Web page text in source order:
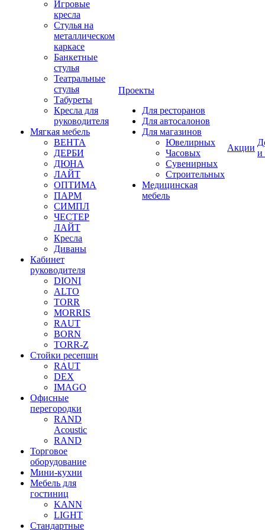
Игровые
кресла
Стулья на
металлическом
каркасе
Банкетные
стулья
Театральные
стулья
Табуреты
Кресла для
руководителя
Мягкая мебель
ВЕНТА
ДЕРБИ
ДЮНА
ЛАЙТ
ОПТИМА
ПАРМ
СИМПЛ
ЧЕСТЕР
ЛАЙТ
Кресла
Диваны
Кабинет
руководителя
DIONI
ALTO
TORR
MORRIS
RAUT
BORN
TORR-Z
Стойки ресепшн
RAUT
DEX
IMAGO
Офисные
перегородки
RAND
Acoustic
RAND
Торговое
оборудование
Мини-кухни
Мебель для
гостиниц
KANN
LIGHT
Стандартные
Проекты
Для ресторанов
Для автосалонов
Для магазинов
Ювелирных
Часовых
Сувенирных
Строительных
Медицинская
мебель
Акции
и